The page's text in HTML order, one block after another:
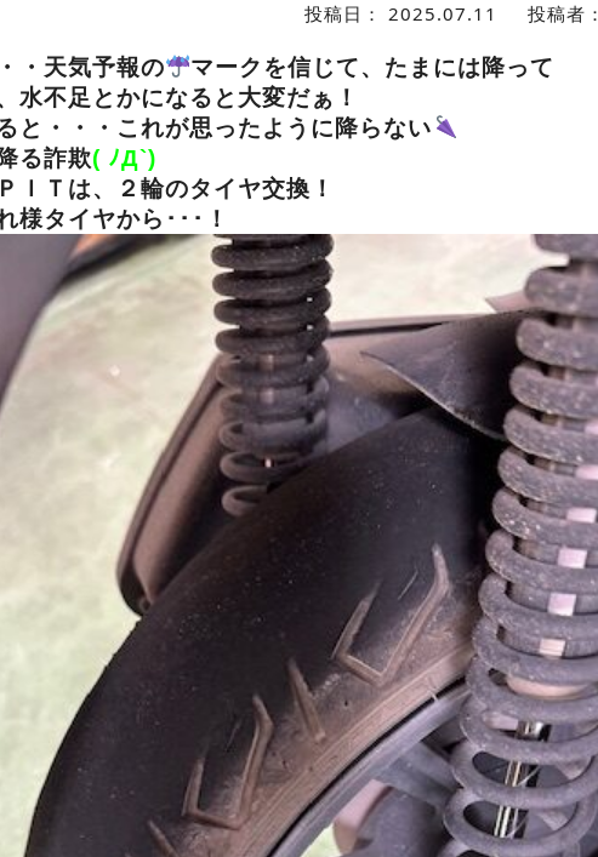
投稿日： 2025.07.11 投稿者：
・天気予報の
マークを信じて、たまには降って
水不足とかになると大変だぁ！
と・・・これが思ったように降らない
る詐欺( ﾉД`)
ＩＴは、２輪のタイヤ交換！
様タイヤから･･･！